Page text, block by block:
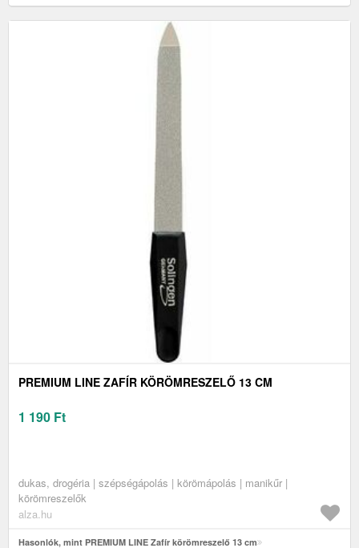
PREMIUM LINE ZAFÍR KÖRÖMRESZELŐ 13 CM
1 190 Ft
dukas, drogéria | szépségápolás | körömápolás | manikűr |
körömreszelők
alza.hu
Hasonlók, mint PREMIUM LINE Zafír körömreszelő 13 cm